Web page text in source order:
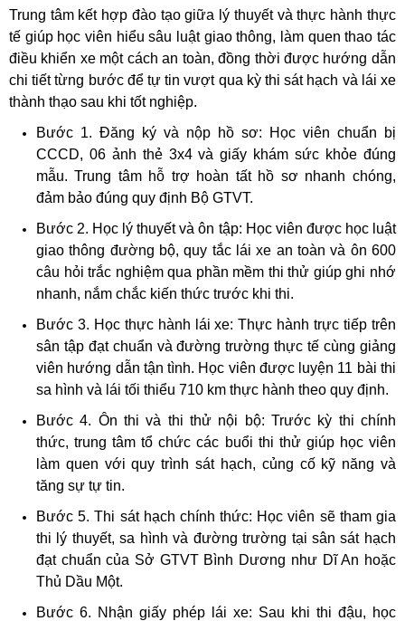
Trung tâm kết hợp đào tạo giữa lý thuyết và thực hành thực
tế giúp học viên hiểu sâu luật giao thông, làm quen thao tác
điều khiển xe một cách an toàn, đồng thời được hướng dẫn
chi tiết từng bước để tự tin vượt qua kỳ thi sát hạch và lái xe
thành thạo sau khi tốt nghiệp.
Bước 1. Đăng ký và nộp hồ sơ: Học viên chuẩn bị
CCCD, 06 ảnh thẻ 3x4 và giấy khám sức khỏe đúng
mẫu. Trung tâm hỗ trợ hoàn tất hồ sơ nhanh chóng,
đảm bảo đúng quy định Bộ GTVT.
Bước 2. Học lý thuyết và ôn tập: Học viên được học luật
giao thông đường bộ, quy tắc lái xe an toàn và ôn 600
câu hỏi trắc nghiệm qua phần mềm thi thử giúp ghi nhớ
nhanh, nắm chắc kiến thức trước khi thi.
Bước 3. Học thực hành lái xe: Thực hành trực tiếp trên
sân tập đạt chuẩn và đường trường thực tế cùng giảng
viên hướng dẫn tận tình. Học viên được luyện 11 bài thi
sa hình và lái tối thiểu 710 km thực hành theo quy định.
Bước 4. Ôn thi và thi thử nội bộ: Trước kỳ thi chính
thức, trung tâm tổ chức các buổi thi thử giúp học viên
làm quen với quy trình sát hạch, củng cố kỹ năng và
tăng sự tự tin.
Bước 5. Thi sát hạch chính thức: Học viên sẽ tham gia
thi lý thuyết, sa hình và đường trường tại sân sát hạch
đạt chuẩn của Sở GTVT Bình Dương như Dĩ An hoặc
Thủ Dầu Một.
Bước 6. Nhận giấy phép lái xe: Sau khi thi đậu, học